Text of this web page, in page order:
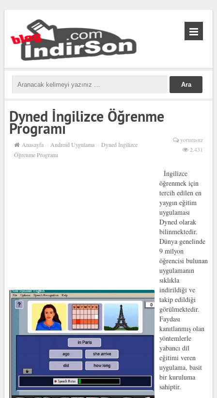
biabet
güncel
biabet
Dyned İngilizce Öğrenme
Programı
Anasayfa ›› Android Uygulama ›› Dyned İngilizce
Öğrenme Programı
yorumsuz
2.431
İngilizce
öğrenmek için
tercih edilen en
yaygın eğitim
uygulaması
Dyned olarak
bilinmektedir.
Dünya genelinde
9 milyon
öğrencisi bulunan
uygulamanın
sıklıkla
indirildiği ve
takip edildiği
görülmektedir.
Faydası
kanıtlanmış olan
yöntemlerle
yabancı dil
eğitimi veren
uygulama, basit
bir kuruluma
sahiptir.